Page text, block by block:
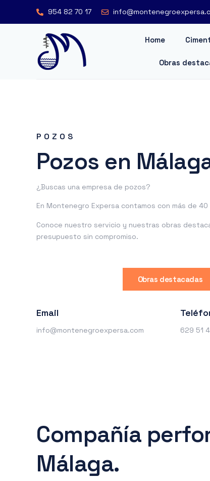
954 82 70 17
Home
Obras
POZOS
Pozos en
¿Buscas una empresa de pozos?
En Montenegro Expersa contamos con más de
Conoce nuestro servicio y nuestras obras
presupuesto sin compromiso.
Obras destacadas
Email
info@montenegroexpersa.com 629 51
Compañía
Málaga.